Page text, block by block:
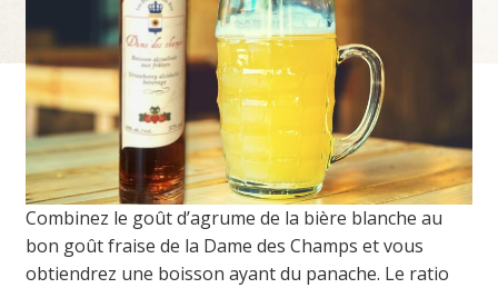
Combinez le goût d’agrume de la bière blanche au
bon goût fraise de la Dame des Champs et vous
obtiendrez une boisson ayant du panache. Le ratio